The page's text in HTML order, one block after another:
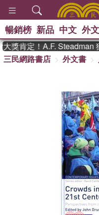
暢銷榜 新品 中文 外文
獎肯定！A.F. Steadman
三民網路書店
外文書